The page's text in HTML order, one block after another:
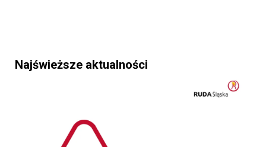
Najświeższe aktualności